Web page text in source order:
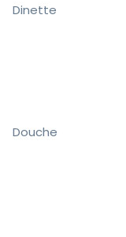
Dinette
Douche